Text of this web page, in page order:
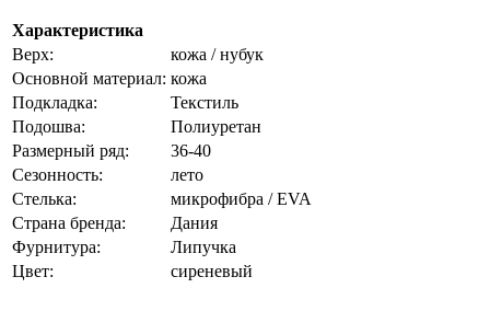
Характеристика
Верх:
кожа / нубук
Основной материал: кожа
Подкладка:
Текстиль
Подошва:
Полиуретан
Размерный ряд:
36-40
Сезонность:
лето
Стелька:
микрофибра / EVA
Страна бренда:
Дания
Фурнитура:
Липучка
Цвет:
сиреневый